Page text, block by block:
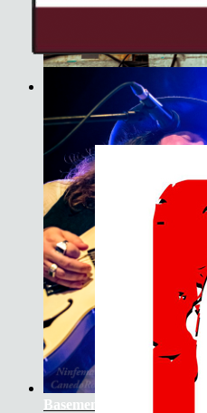
Son do Camiño
Basement Saints